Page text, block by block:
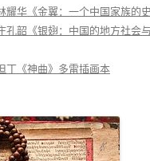
耀华《金翼：一个中国家族的史
孔韶《银翅：中国的地方社会
丁《神曲》多雷插画本